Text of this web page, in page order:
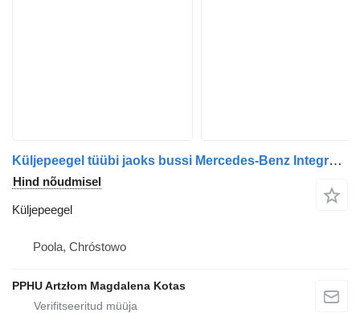
Küljepeegel tüübi jaoks bussi Mercedes-Benz Integro, Setra 315 UL
Hind nõudmisel
Küljepeegel
Poola, Chróstowo
PPHU Artzłom Magdalena Kotas